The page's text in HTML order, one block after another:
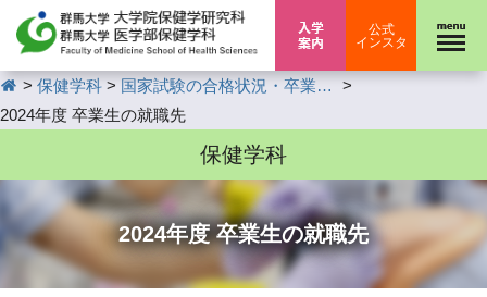
公式
インスタ
HOME
> 保健学科 > 国家試験の合格状況・卒業後の進路
>
2024年度 卒業生の就職先
保健学科
2024年度 卒業生の就職先